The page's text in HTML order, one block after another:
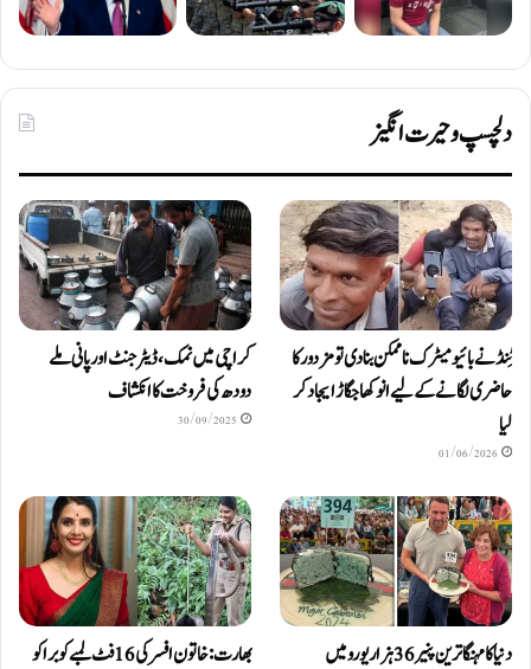
دلچسپ و حیرت انگیز
ٹِنڈ نے بائیومیٹرک ناممکن بنا دی تو مزدور کا
حاضری لگانے کے لیے انوکھا جگاڑ ایجاد کر
لیا
01/06/2026
کراچی میں نمک، ڈیٹرجنٹ اور پانی ملے
دودھ کی فروخت کا انکشاف
30/09/2025
دنیا کا مہنگا ترین پنیر 36 ہزار یورو میں
بھارت: خاتون افسر کی 16 فٹ لمبے کوبرا کو